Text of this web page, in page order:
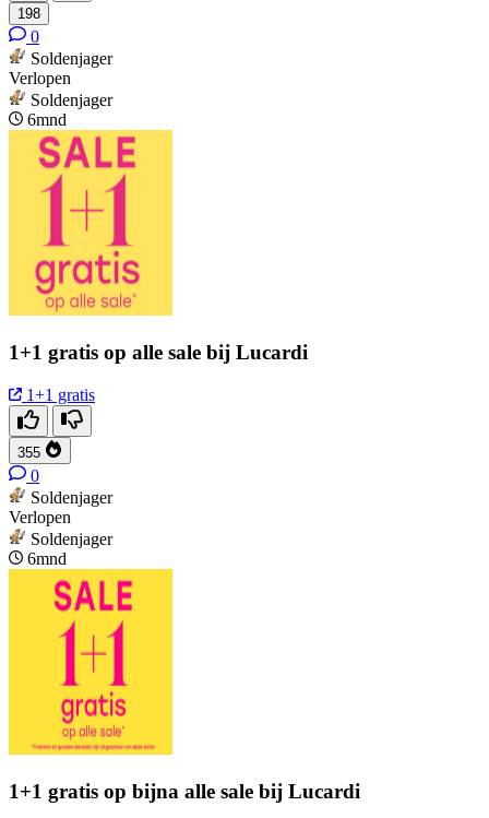
198
0
Soldenjager
Verlopen
Soldenjager
6mnd
1+1 gratis op alle sale bij Lucardi
1+1 gratis
355
0
Soldenjager
Verlopen
Soldenjager
6mnd
1+1 gratis op bijna alle sale bij Lucardi